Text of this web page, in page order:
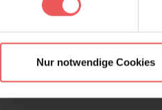
Nur notwendige Cookies